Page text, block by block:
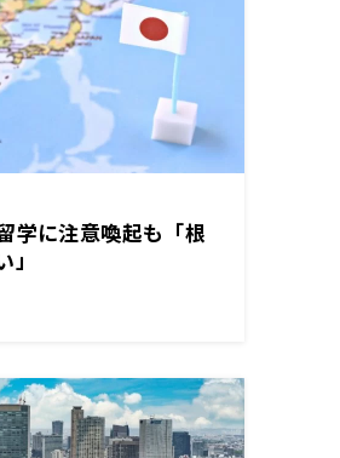
学に注意喚起も「根